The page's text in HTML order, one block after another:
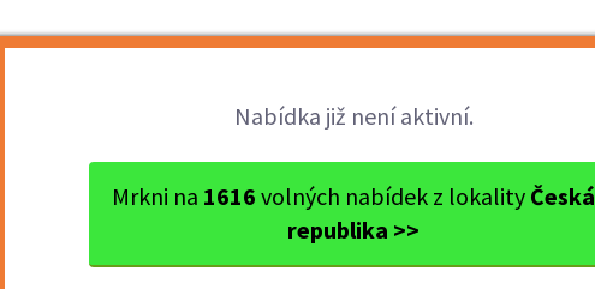
Nabídka již není aktivní.
Mrkni na 1616 volných nabídek z lokality Česká
republika >>
okres Přerov Přerov Inventura v obchodě s oděvy...
s oděvy Přerov 27.